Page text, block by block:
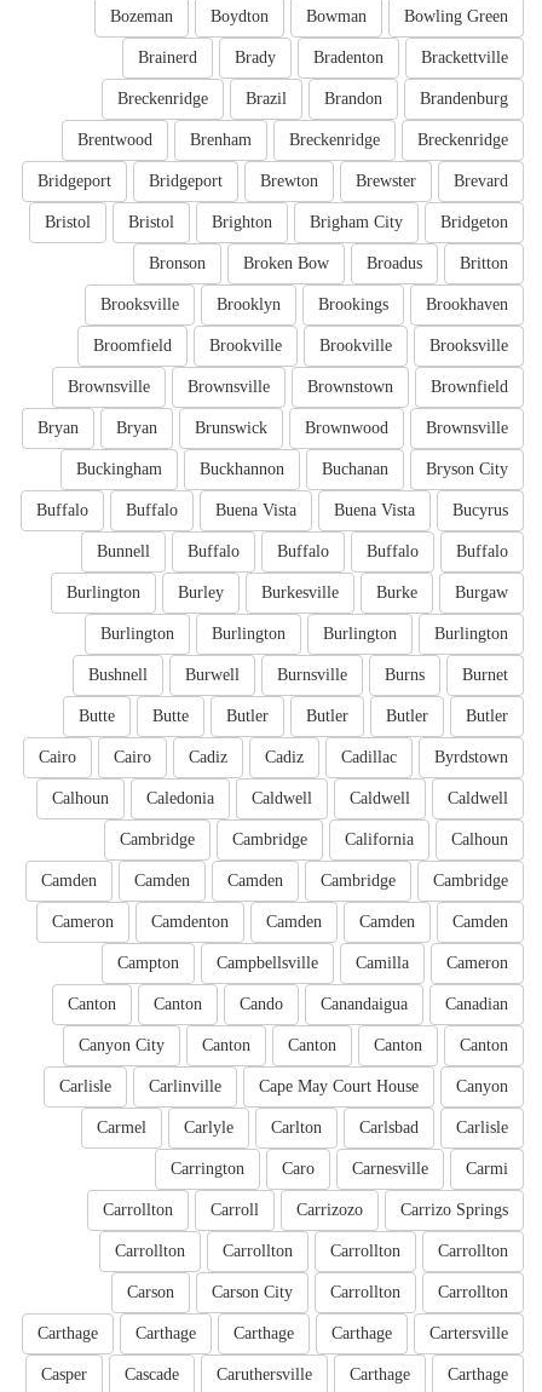
Bowling Green
Bowman
Boydton
Bozeman
Brackettville
Bradenton
Brady
Brainerd
Brandenburg
Brandon
Brazil
Breckenridge
Breckenridge
Breckenridge
Brenham
Brentwood
Brevard
Brewster
Brewton
Bridgeport
Bridgeport
Bridgeton
Brigham City
Brighton
Bristol
Bristol
Britton
Broadus
Broken Bow
Bronson
Brookhaven
Brookings
Brooklyn
Brooksville
Brooksville
Brookville
Brookville
Broomfield
Brownfield
Brownstown
Brownsville
Brownsville
Brownsville
Brownwood
Brunswick
Bryan
Bryan
Bryson City
Buchanan
Buckhannon
Buckingham
Bucyrus
Buena Vista
Buena Vista
Buffalo
Buffalo
Buffalo
Buffalo
Buffalo
Buffalo
Bunnell
Burgaw
Burke
Burkesville
Burley
Burlington
Burlington
Burlington
Burlington
Burlington
Burnet
Burns
Burnsville
Burwell
Bushnell
Butler
Butler
Butler
Butler
Butte
Butte
Byrdstown
Cadillac
Cadiz
Cadiz
Cairo
Cairo
Caldwell
Caldwell
Caldwell
Caledonia
Calhoun
Calhoun
California
Cambridge
Cambridge
Cambridge
Cambridge
Camden
Camden
Camden
Camden
Camden
Camden
Camdenton
Cameron
Cameron
Camilla
Campbellsville
Campton
Canadian
Canandaigua
Cando
Canton
Canton
Canton
Canton
Canton
Canton
Canyon City
Canyon
Cape May Court House
Carlinville
Carlisle
Carlisle
Carlsbad
Carlton
Carlyle
Carmel
Carmi
Carnesville
Caro
Carrington
Carrizo Springs
Carrizozo
Carroll
Carrollton
Carrollton
Carrollton
Carrollton
Carrollton
Carrollton
Carrollton
Carson City
Carson
Cartersville
Carthage
Carthage
Carthage
Carthage
Carthage
Carthage
Caruthersville
Cascade
Casper